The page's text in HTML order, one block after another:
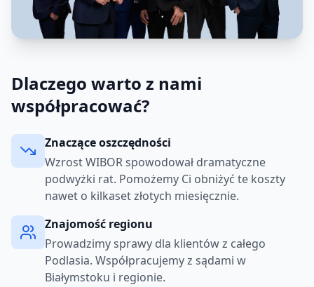
Dlaczego warto z nami
współpracować?
Znaczące oszczędności
Wzrost WIBOR spowodował dramatyczne
podwyżki rat. Pomożemy Ci obniżyć te koszty
nawet o kilkaset złotych miesięcznie.
Znajomość regionu
Prowadzimy sprawy dla klientów z całego
Podlasia. Współpracujemy z sądami w
Białymstoku i regionie.